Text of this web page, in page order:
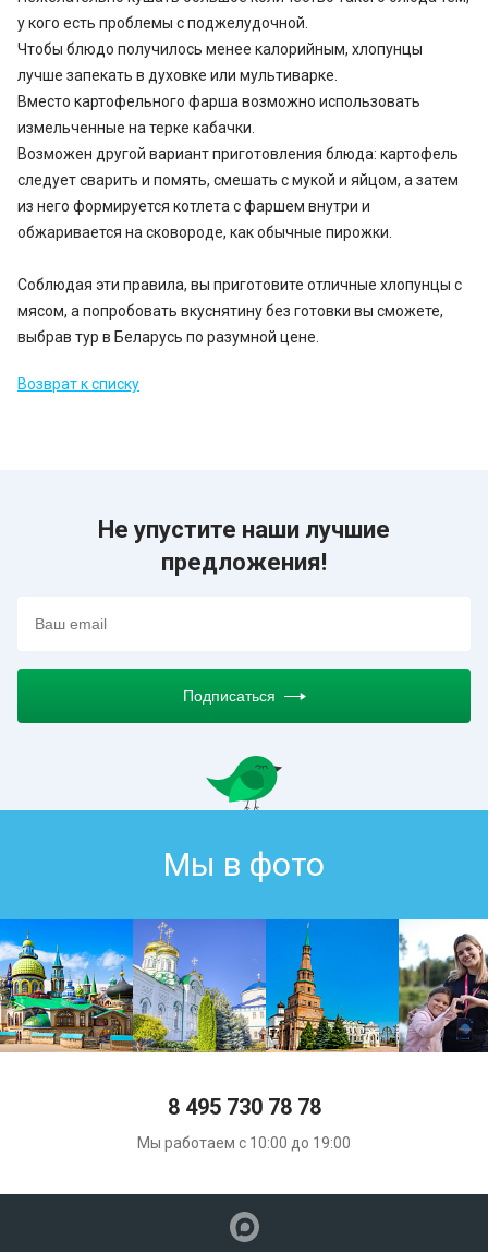
у кого есть проблемы с поджелудочной.
Чтобы блюдо получилось менее калорийным, хлопунцы
лучше запекать в духовке или мультиварке.
Вместо картофельного фарша возможно использовать
измельченные на терке кабачки.
Возможен другой вариант приготовления блюда: картофель
следует сварить и помять, смешать с мукой и яйцом, а затем
из него формируется котлета с фаршем внутри и
обжаривается на сковороде, как обычные пирожки.
Соблюдая эти правила, вы приготовите отличные хлопунцы с
мясом, а попробовать вкуснятину без готовки вы сможете,
выбрав тур в Беларусь по разумной цене.
Возврат к списку
Не упустите наши лучшие
предложения!
Подписаться
Мы в фото
8 495 730 78 78
Мы работаем с 10:00 до 19:00